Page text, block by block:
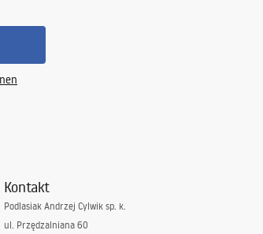
Kontakt
Podlasiak Andrzej Cylwik sp. k.
ul. Przędzalniana 60